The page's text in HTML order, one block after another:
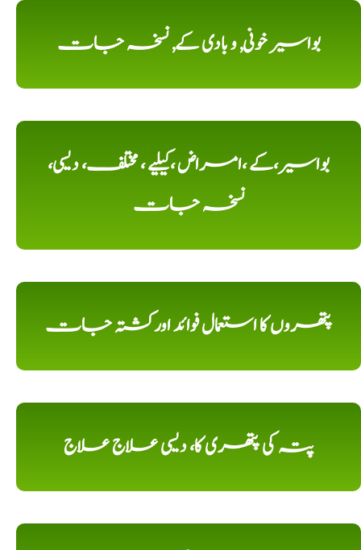
بواسیر خونی, و بادی کے, نسخہ جات
بواسیر،کے ،امراض ،کیلیے ، مختلف، دیسی،
نسخہ جات
پتھروں کا استعمال فوائد اورکشتہ جات
پتہ کی پتھری کا، دیسی علاج علاج